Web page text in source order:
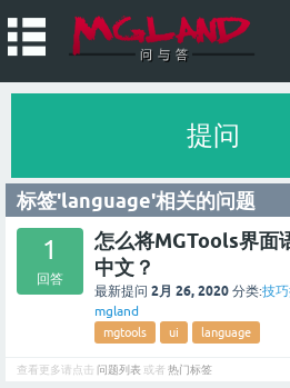
提问
标签'language'相关的问题
1
回答
怎么将MGTools界面
中文？
最新提问 2月 26, 2020 分类:技
mgland
mgtools ui language
查看更多请点击 问题列表 或者 热门标签